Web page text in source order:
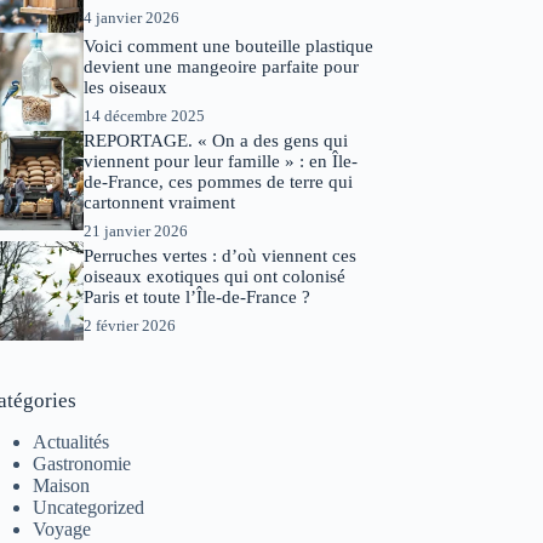
4 janvier 2026
Voici comment une bouteille plastique
devient une mangeoire parfaite pour
les oiseaux
14 décembre 2025
REPORTAGE. « On a des gens qui
viennent pour leur famille » : en Île-
de-France, ces pommes de terre qui
cartonnent vraiment
21 janvier 2026
Perruches vertes : d’où viennent ces
oiseaux exotiques qui ont colonisé
Paris et toute l’Île-de-France ?
2 février 2026
Actualités
Gastronomie
Maison
Uncategorized
Voyage